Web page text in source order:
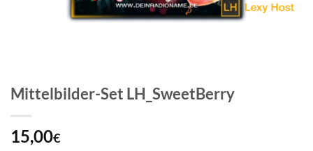
Mittelbilder-Set LH_SweetBerry
15,00€